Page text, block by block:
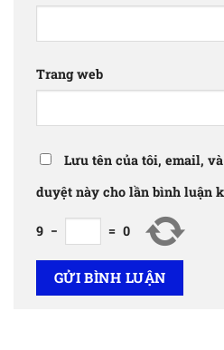
Trang web
Lưu tên của tôi, email,
duyệt này cho lần bình luận
9 − = 0